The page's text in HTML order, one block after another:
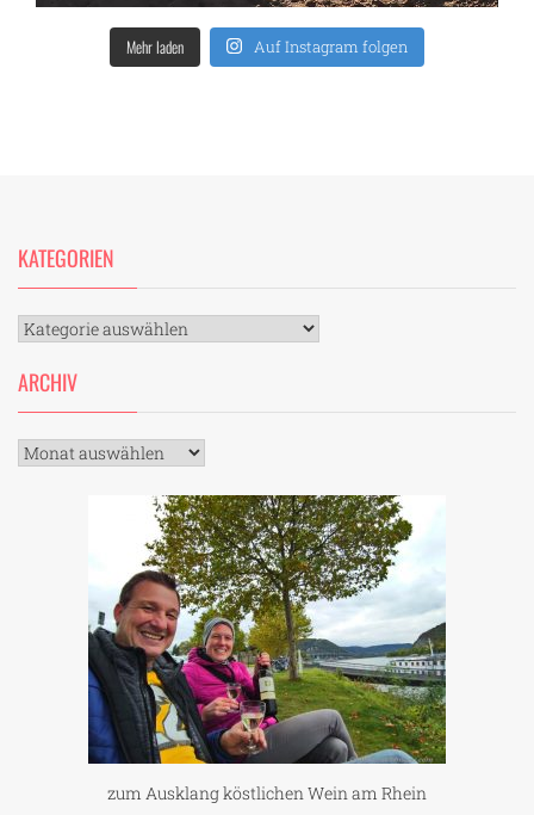
Mehr laden Auf Instagram folgen
KATEGORIEN
Kategorien
ARCHIV
Archiv
zum Ausklang köstlichen Wein am Rhein